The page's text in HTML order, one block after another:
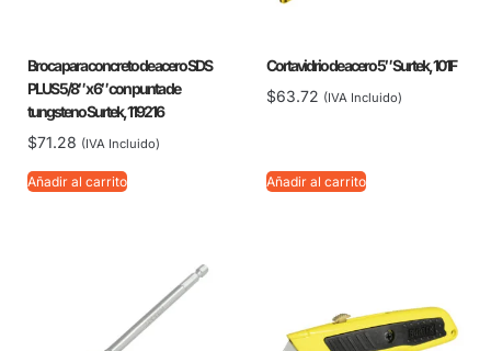
Broca para concreto de acero SDS
PLUS 5/8″ x 6″ con punta de
tungsteno Surtek, 119216
$71.28 (IVA Incluido)
Añadir al carrito
Cortavidrio de acero 5″ Surtek, 101F
$63.72 (IVA Incluido)
Añadir al carrito